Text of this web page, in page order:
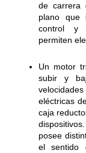
de carrera
plano que
control y
permiten
Un motor
subir y
eléctricas
caja
posee
el sentido